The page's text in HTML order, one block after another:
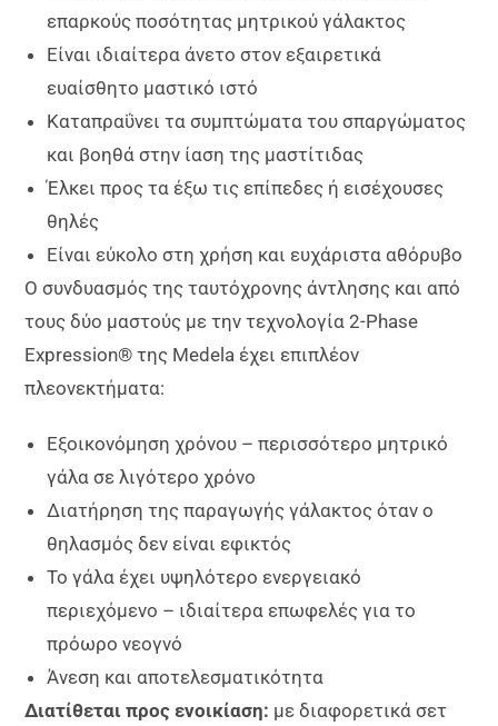
επαρκούς ποσότητας μητρικού γάλακτος
Είναι ιδιαίτερα άνετο στον εξαιρετικά
ευαίσθητο μαστικό ιστό
Καταπραΰνει τα συμπτώματα του σπαργώματος
και βοηθά στην ίαση της μαστίτιδας
Έλκει προς τα έξω τις επίπεδες ή εισέχουσες
θηλές
Είναι εύκολο στη χρήση και ευχάριστα αθόρυβο
Ο συνδυασμός της ταυτόχρονης άντλησης και από
τους δύο μαστούς με την τεχνολογία 2-Phase
Expression® της Medela έχει επιπλέον
πλεονεκτήματα:
Εξοικονόμηση χρόνου – περισσότερο μητρικό
γάλα σε λιγότερο χρόνο
Διατήρηση της παραγωγής γάλακτος όταν ο
θηλασμός δεν είναι εφικτός
Το γάλα έχει υψηλότερο ενεργειακό
περιεχόμενο – ιδιαίτερα επωφελές για το
πρόωρο νεογνό
Άνεση και αποτελεσματικότητα
Διατίθεται προς ενοικίαση: με διαφορετικά σετ